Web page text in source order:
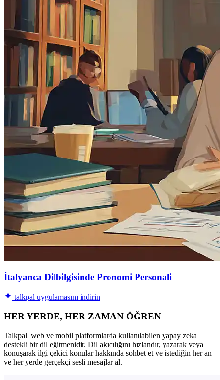
İtalyanca Dilbilgisinde Pronomi Personali
talkpal uygulamasını indirin
HER YERDE, HER ZAMAN ÖĞREN
Talkpal, web ve mobil platformlarda kullanılabilen yapay zeka
destekli bir dil eğitmenidir. Dil akıcılığını hızlandır, yazarak veya
konuşarak ilgi çekici konular hakkında sohbet et ve istediğin her an
ve her yerde gerçekçi sesli mesajlar al.